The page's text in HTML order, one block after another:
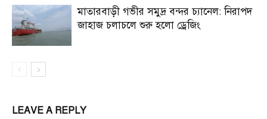
মাতারবাড়ী গভীর সমুদ্র বন্দর চ্যানেল: নিরাপদ
জাহাজ চলাচলে শুরু হলো ড্রেজিং
LEAVE A REPLY